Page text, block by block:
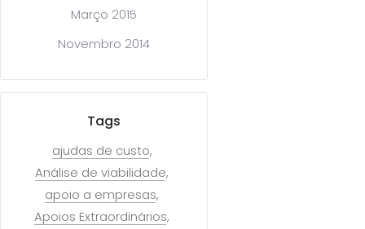
Março 2015
Novembro 2014
Tags
ajudas de custo
Análise de viabilidade
apoio a empresas
Apoios Extraordinários